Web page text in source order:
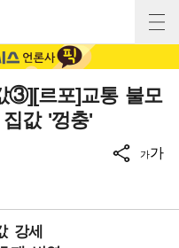
③][르포]교통 불모
값 '껑충'
가가
강세